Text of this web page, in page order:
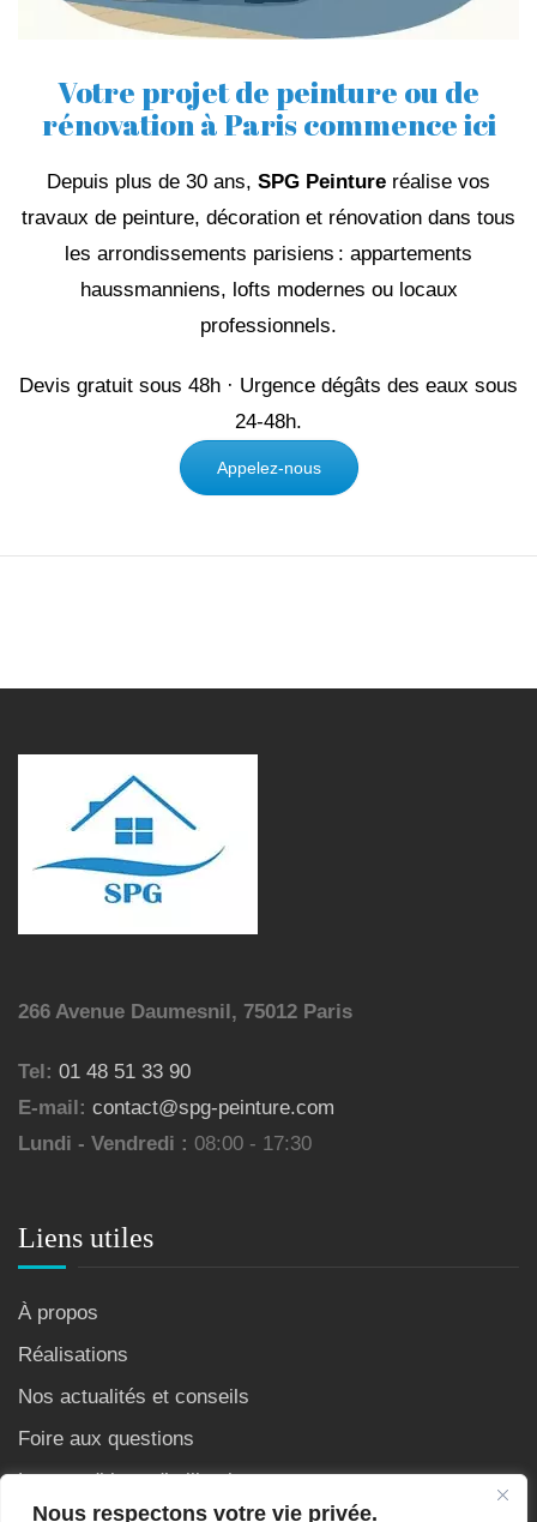
Nous respectons votre vie privée.
Votre projet de peinture ou de
rénovation à Paris commence ici
Depuis plus de 30 ans, SPG Peinture réalise vos
travaux de peinture, décoration et rénovation dans tous
les arrondissements parisiens : appartements
haussmanniens, lofts modernes ou locaux
professionnels.
Devis gratuit sous 48h · Urgence dégâts des eaux sous
24‑48h.
Appelez-nous
266 Avenue Daumesnil, 75012 Paris
Tel: 01 48 51 33 90
E-mail: contact@spg-peinture.com
Lundi - Vendredi : 08:00 - 17:30
Liens utiles
À propos
Réalisations
Nos actualités et conseils
Foire aux questions
Les conditions d’utilisation